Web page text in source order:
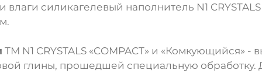
силикагелевый наполнитель N1
ТМ N1 CRYSTALS «COMPACT» и «Комкующийся»
глины, прошедшей специальную